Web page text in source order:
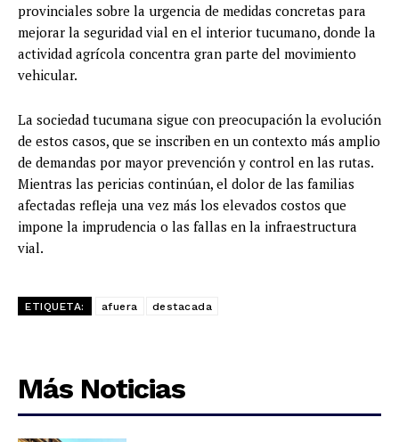
provinciales sobre la urgencia de medidas concretas para
mejorar la seguridad vial en el interior tucumano, donde la
actividad agrícola concentra gran parte del movimiento
vehicular.
La sociedad tucumana sigue con preocupación la evolución
de estos casos, que se inscriben en un contexto más amplio
de demandas por mayor prevención y control en las rutas.
Mientras las pericias continúan, el dolor de las familias
afectadas refleja una vez más los elevados costos que
impone la imprudencia o las fallas en la infraestructura
vial.
ETIQUETA: afuera destacada
Más Noticias